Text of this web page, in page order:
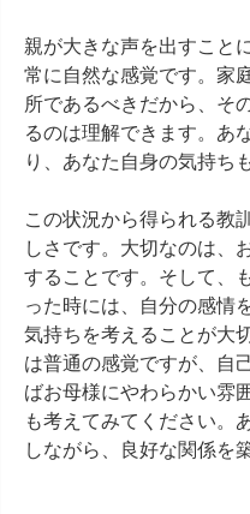
親が大きな声を出すこと
常に自然な感覚です。家
所であるべきだから、そ
るのは理解できます。あ
り、あなた自身の気持ち
この状況から得られる教
しさです。大切なのは、
することです。そして、
った時には、自分の感情
気持ちを考えることが大
は普通の感覚ですが、自
ばお母様にやわらかい雰
も考えてみてください。
しながら、良好な関係を